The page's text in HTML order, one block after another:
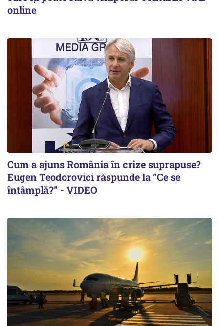
online
Cum a ajuns România în crize suprapuse?
Eugen Teodorovici răspunde la ”Ce se
întâmplă?” - VIDEO